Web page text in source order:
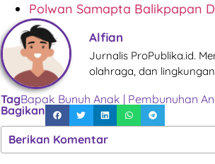
Polwan Samapta Balikpapan
Alfian
Jurnalis ProPublika.id.
olahraga, dan
TagBapak Bunuh Anak | Pembunuhan
Bagikan
Berikan Komentar